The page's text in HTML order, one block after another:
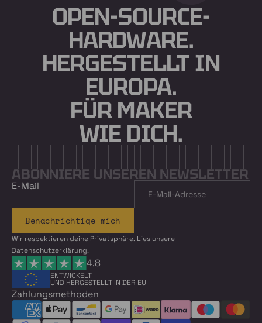
OPEN-SOURCE-
HARDWARE.
HERGESTELLT IN
EUROPA.
FÜR MAKER
WIE DICH.
ABONNIERE UNSEREN NEWSLETTER
E-Mail
Benachrichtige mich
Wir respektieren deine Privatsphäre. Lies unsere
Datenschutzerklärung.
4.8
ENTWICKELT
UND HERGESTELLT IN DER EU
Zahlungsmethoden